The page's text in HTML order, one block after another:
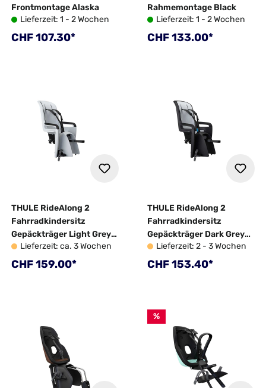
Frontmontage Alaska
Lieferzeit: 1 - 2 Wochen
Regulärer Preis:
CHF 107.30*
Rahmemontage Black
Lieferzeit: 1 - 2 Wochen
Regulärer Preis:
CHF 133.00*
THULE RideAlong 2
Fahrradkindersitz
Gepäckträger Light Grey
2025Lieferzeit: ca. 3 Wochen
Regulärer Preis:
CHF 159.00*
THULE RideAlong 2
Fahrradkindersitz
Gepäckträger Dark Grey
2025Lieferzeit: 2 - 3 Wochen
Regulärer Preis:
CHF 153.40*
%